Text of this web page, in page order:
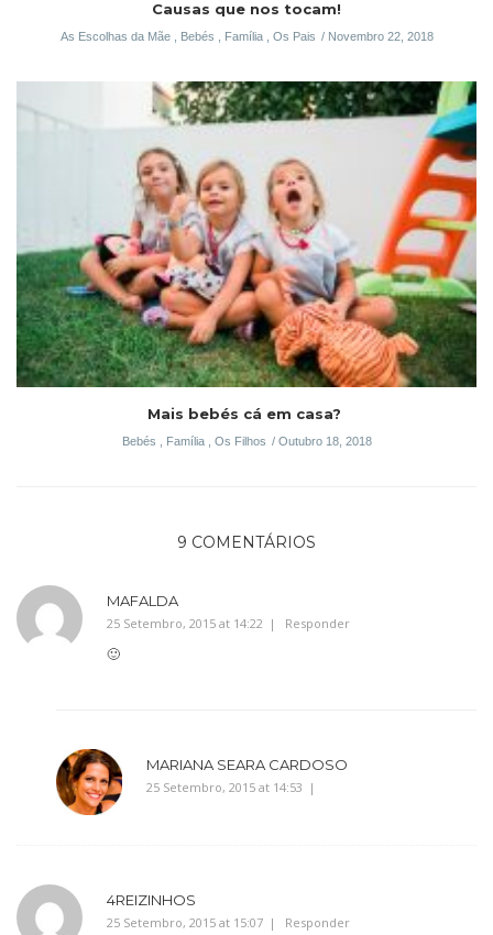
Causas que nos tocam!
As Escolhas da Mãe, Bebés Família, Os Pais Novembro 22, 2018
Mais bebés cá em casa?
Bebés Família, Os Filhos Outubro 18, 2018
9 COMENTÁRIOS
MAFALDA
25 Setembro, 2015 at 14:22 Responder
🙂
MARIANA SEARA CARDOSO
25 Setembro, 2015 at 14:53
4REIZINHOS
25 Setembro, 2015 at 15:07 Responder